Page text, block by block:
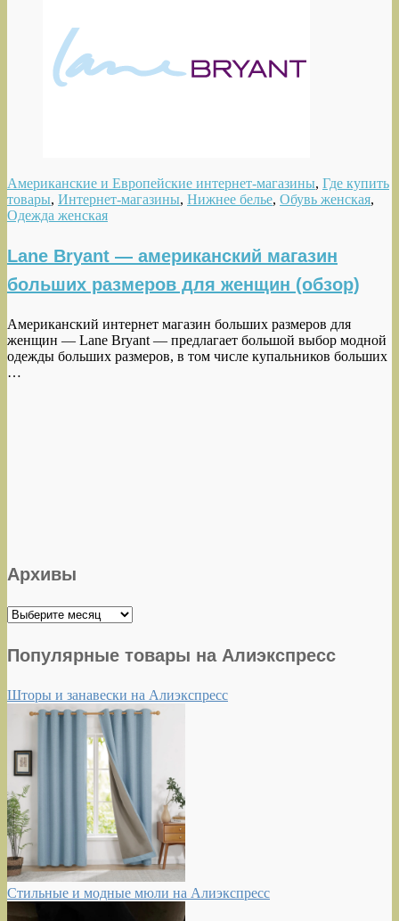
Американские и Европейские интернет-магазины, Где купить
товары, Интернет-магазины, Нижнее белье, Обувь женская,
Одежда женская
Lane Bryant — американский магазин
больших размеров для женщин (обзор)
Американский интернет магазин больших размеров для
женщин — Lane Bryant — предлагает большой выбор модной
одежды больших размеров, в том числе купальников больших
…
Архивы
Архивы
Популярные товары на Алиэкспресс
Шторы и занавески на Алиэкспресс
Стильные и модные мюли на Алиэкспресс